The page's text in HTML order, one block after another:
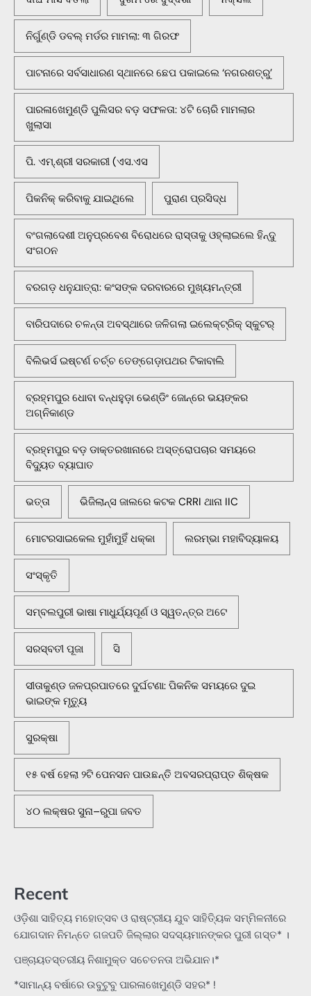
ନିର୍ଗୁଣ୍ଡି ଡବଲ୍ ମର୍ଡର ମାମଲା: ୩ ଗିରଫ
ପାଟନାରେ ସର୍ବସାଧାରଣ ସ୍ଥାନରେ ଛେପ ପକାଇଲେ ‘ନଗରଶତ୍ରୁ’
ପାରଳାଖେମୁଣ୍ଡି ପୁଲିସର ବଡ଼ ସଫଳତା: ୪ଟି ଚୋରି ମାମଲାର
ଖୁଲାସା
ପି. ଏମ୍.ଶ୍ରୀ ସରକାରୀ (ଏସ.ଏସ
ପିକନିକ୍‌ କରିବାକୁ ଯାଇଥିଲେ ପୁରାଣ ପ୍ରସିଦ୍ଧ
ବଂଗଲାଦେଶୀ ଅନୁପ୍ରବେଶ ବିରୋଧରେ ରାସ୍ତାକୁ ଓହ୍ଲାଇଲେ ହିନ୍ଦୁ
ସଂଗଠନ
ବରଗଡ଼ ଧନୁଯାତ୍ରା: କଂସଙ୍କ ଦରବାରରେ ମୁଖ୍ୟମନ୍ତ୍ରୀ
ବାରିପଦାରେ ଚଳନ୍ତା ଅବସ୍ଥାରେ ଜଳିଗଲା ଇଲେକ୍ଟ୍ରିକ୍ ସ୍କୁଟର୍
ବିଲିଭର୍ସ ଇଷ୍ଟର୍ଣ ଚର୍ଚ୍ଚ ତେଙ୍ଗେଡ଼ାପଥର ଟିକାବାଲି
ବ୍ରହ୍ମପୁର ଧୋବା ବନ୍ଧହୁଡ଼ା ଭେଣ୍ଡିଂ ଜୋନ୍‌ରେ ଭୟଙ୍କର
ଅଗ୍ନିକାଣ୍ଡ
ବ୍ରହ୍ମପୁର ବଡ଼ ଡାକ୍ତରଖାନାରେ ଅସ୍ତ୍ରୋପଚାର ସମୟରେ
ବିଦ୍ୟୁତ ବ୍ୟାଘାତ
ଭତ୍ତା ଭିଜିଲାନ୍ସ ଜାଲରେ କଟକ CRRI ଥାନା IIC
ମୋଟରସାଇକେଲ ମୁହାଁମୁହିଁ ଧକ୍କା ଲରମ୍ଭା ମହାବିଦ୍ୟାଳୟ
ସଂସ୍କୃତି
ସମ୍ବଲପୁରୀ ଭାଷା ମାଧୁର୍ଯ୍ୟପୂର୍ଣ ଓ ସ୍ୱତନ୍ତ୍ର ଅଟେ
ସରସ୍ବତୀ ପୂଜା ସି
ସୀତାକୁଣ୍ଡ ଜଳପ୍ରପାତରେ ଦୁର୍ଘଟଣା: ପିକନିକ ସମୟରେ ଦୁଇ
ଭାଇଙ୍କ ମୃତ୍ୟୁ
ସୁରକ୍ଷା
୧୫ ବର୍ଷ ହେଲା ୨ଟି ପେନସନ ପାଉଛନ୍ତି ଅବସରପ୍ରାପ୍ତ ଶିକ୍ଷକ
୪୦ ଲକ୍ଷର ସୁନା–ରୁପା ଜବତ
Recent
ଓଡ଼ିଶା ସାହିତ୍ୟ ମହୋତ୍ସବ ଓ ରାଷ୍ଟ୍ରୀୟ ଯୁବ ସାହିତ୍ୟିକ ସମ୍ମିଳନୀରେ
ଯୋଗଦାନ ନିମନ୍ତେ ଗଜପତି ଜିଲ୍ଲାର ସଦସ୍ୟମାନଙ୍କର ପୁରୀ ଗସ୍ତ* ।
ପଞ୍ଚାୟତସ୍ତରୀୟ ନିଶାମୁକ୍ତ ସଚେତନତା ଅଭିଯାନ।*
*ସାମାନ୍ୟ ବର୍ଷାରେ ଉବୁଟୁବୁ ପାରଳାଖେମୁଣ୍ଡି ସହର* !